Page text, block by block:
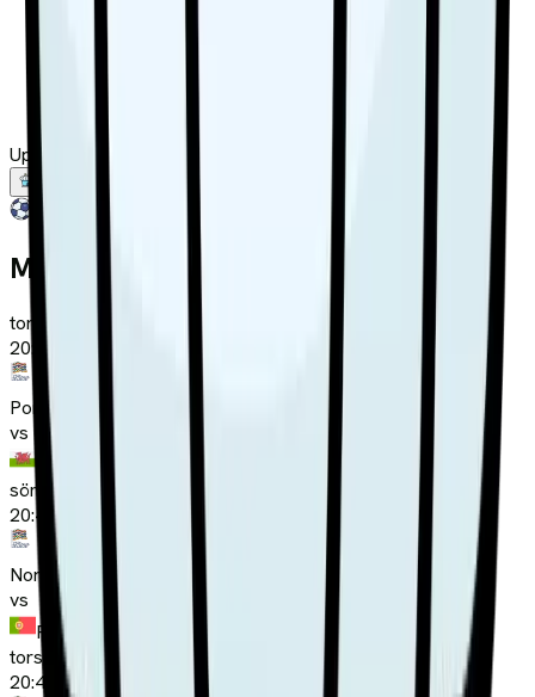
Uppdaterad 2026-08-09
Översikt Statistik
Matcher
tors 24/09
20:45
Portugal
vs
Wales
sön 27/09
20:45
Norge
vs
Portugal
tors 01/10
20:45